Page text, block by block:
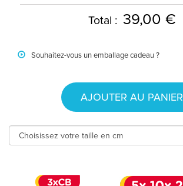
Total : 39,00 €
Souhaitez-vous un emballage cadeau ?
AJOUTER AU PANIER